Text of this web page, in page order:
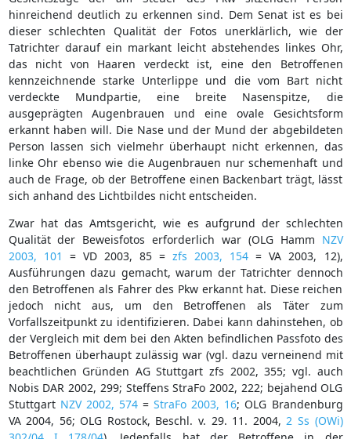
hinreichend deutlich zu erkennen sind. Dem Senat ist es bei
dieser schlechten Qualität der Fotos unerklärlich, wie der
Tatrichter darauf ein markant leicht abstehendes linkes Ohr,
das nicht von Haaren verdeckt ist, eine den Betroffenen
kennzeichnende starke Unterlippe und die vom Bart nicht
verdeckte Mundpartie, eine breite Nasenspitze, die
ausgeprägten Augenbrauen und eine ovale Gesichtsform
erkannt haben will. Die Nase und der Mund der abgebildeten
Person lassen sich vielmehr überhaupt nicht erkennen, das
linke Ohr ebenso wie die Augenbrauen nur schemenhaft und
auch de Frage, ob der Betroffene einen Backenbart trägt, lässt
sich anhand des Lichtbildes nicht entscheiden.
Zwar hat das Amtsgericht, wie es aufgrund der schlechten
Qualität der Beweisfotos erforderlich war (OLG Hamm NZV
2003, 101
= VD 2003, 85 =zfs 2003, 154 = VA 2003, 12),
Ausführungen dazu gemacht, warum der Tatrichter dennoch
den Betroffenen als Fahrer des Pkw erkannt hat. Diese reichen
jedoch nicht aus, um den Betroffenen als Täter zum
Vorfallszeitpunkt zu identifizieren. Dabei kann dahinstehen, ob
der Vergleich mit dem bei den Akten befindlichen Passfoto des
Betroffenen überhaupt zulässig war (vgl. dazu verneinend mit
beachtlichen Gründen AG Stuttgart zfs 2002, 355; vgl. auch
Nobis DAR 2002, 299; Steffens StraFo 2002, 222; bejahend OLG
Stuttgart NZV 2002, 574=StraFo 2003, 16; OLG Brandenburg
VA 2004, 56; OLG Rostock, Beschl. v. 29. 11. 2004, 2 Ss (OWi)